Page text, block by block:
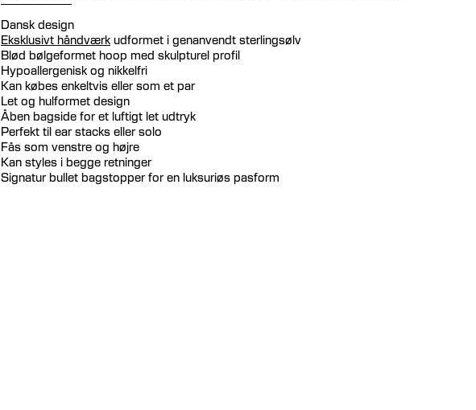
Dansk design
Eksklusivt håndværk udformet i genanvendt sterlingsølv
Blød bølgeformet hoop med skulpturel profil
Hypoallergenisk og nikkelfri
Kan købes enkeltvis eller som et par
Let og hulformet design
Åben bagside for et luftigt let udtryk
Perfekt til ear stacks eller solo
Fås som venstre og højre
Kan styles i begge retninger
Signatur bullet bagstopper for en luksuriøs pasform